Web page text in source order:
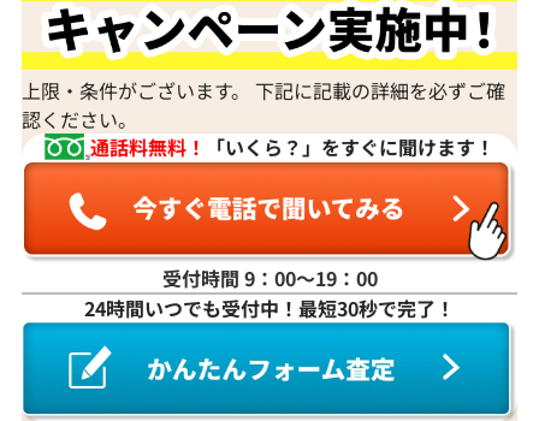
上限・条件がございます。 下記に記載の詳細を必ずご確
認ください。
通話料無料！
「いくら？」をすぐに聞けます！
受付時間 9：00〜19：00
24時間いつでも受付中！最短30秒で完了！